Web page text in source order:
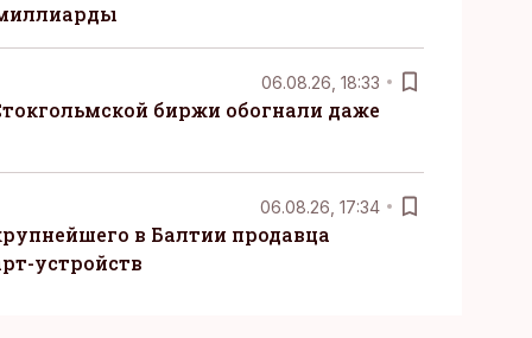
06.08.26, 18:33
биржи обогнали даже
06.08.26, 17:34
в Балтии продавца
устройств